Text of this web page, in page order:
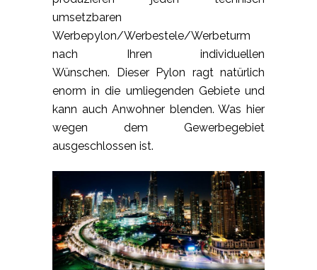
umsetzbaren
Werbepylon/Werbestele/Werbeturm
nach Ihren individuellen
Wünschen. Dieser Pylon ragt natürlich
enorm in die umliegenden Gebiete und
kann auch Anwohner blenden. Was hier
wegen dem Gewerbegebiet
ausgeschlossen ist.